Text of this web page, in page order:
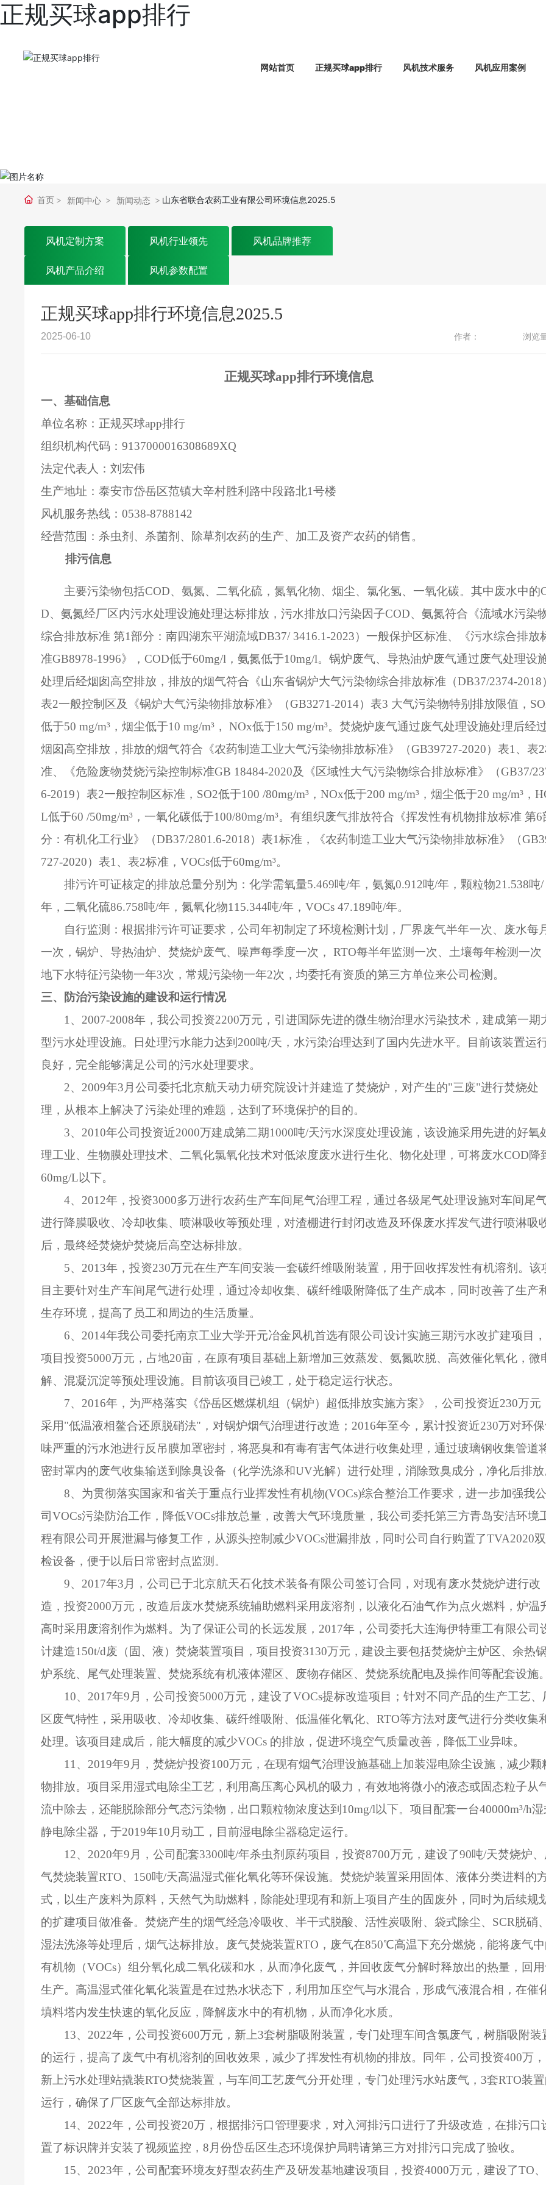
正规买球app排行
网站首页 正规买球app排行 风机技术服务 风机应用案例
首页 新闻中心 新闻动态 山东省联合农药工业有限公司环境信息2025.5
风机定制方案 风机行业领先 风机品牌推荐
风机产品介绍 风机参数配置
正规买球app排行环境信息2025.5
2025-06-10 作者： 浏览
正规买球app排行环境信息
一、基础信息
单位名称：正规买球app排行
组织机构代码：9137000016308689XQ
法定代表人：刘宏伟
生产地址：泰安市岱岳区范镇大辛村胜利路中段路北1号楼
风机服务热线：0538-8788142
经营范围：杀虫剂、杀菌剂、除草剂农药的生产、加工及资产农药的销售。
排污信息
主要污染物包括COD、氨氮、二氧化硫，氮氧化物、烟尘、氯化氢、一氧化碳。其中废水中的
D、氨氮经厂区内污水处理设施处理达标排放，污水排放口污染因子COD、氨氮符合《流域水污染
综合排放标准 第1部分：南四湖东平湖流域DB37/ 3416.1-2023）一般保护区标准、《污水综合排放
准GB8978-1996》，COD低于60mg/l ，氨氮低于10mg/l。锅炉废气、导热油炉废气通过废气处理设
处理后经烟囱高空排放，排放的烟气符合《山东省锅炉大气污染物综合排放标准（DB37/2374-2018
表2一般控制区及《锅炉大气污染物排放标准》（GB3271-2014）表3 大气污染物特别排放限值，
低于50 mg/m³，烟尘低于10 mg/m³， NOx低于150 mg/m³。焚烧炉废气通过废气处理设施处理后经
烟囱高空排放，排放的烟气符合《农药制造工业大气污染物排放标准》（GB39727-2020）表1 、表2
准、《危险废物焚烧污染控制标准GB 18484-2020及《区域性大气污染物综合排放标准》（GB37/
6-2019）表2一般控制区标准， SO2低于100 /80mg/m³，NOx低于200 mg/m³，烟尘低于20 mg/m³，
L低于60 /50mg/m³，一氧化碳低于100/80mg/m³。有组织废气排放符合《挥发性有机物排放标准 第6
分：有机化工行业》（DB37/2801.6-2018）表1标准，《农药制造工业大气污染物排放标准》（
727-2020）表1 、表2标准，VOCs低于60mg/m³。
排污许可证核定的排放总量分别为：化学需氧量5.469吨/年，氨氮0.912吨/年，颗粒物21.538吨/
年，二氧化硫86.758吨/年，氮氧化物115.344吨/年，VOCs 47.189吨/年。
自行监测：根据排污许可证要求，公司年初制定了环境检测计划，厂界废气半年一次、废水每
一次，锅炉、导热油炉、焚烧炉废气、噪声每季度一次，
RTO每半年监测一次、土壤每年检测一次
地下水特征污染物一年3次，常规污染物一年2次，均委托有资质的第三方单位来公司检测。
三、防治污染设施的建设和运行情况
1 、 2007-2008年，我公司投资2200万元，引进国际先进的微生物治理水污染技术，建成第一期
型污水处理设施。日处理污水能力达到 200吨/天，水污染治理达到了国内先进水平。目前该装置运
良好，完全能够满足公司的污水处理要求。
2、 2009年3 月公司委托北京航天动力研究院设计并建造了焚烧炉，对产生的"三废"进行焚烧处
理，从根本上解决了污染处理的难题，达到了环境保护的目的。
3、 2010年公司投资近2000万建成第二期1000吨/天污水深度处理设施，该设施采用先进的好氧
理工业、生物膜处理技术、二氧化氯氧化技术对低浓度废水进行生化、物化处理，可将废水COD降
60mg/L以下。
4、 2012年，投资3000多万进行农药生产车间尾气治理工程，通过各级尾气处理设施对车间尾气
进行降膜吸收、冷却收集、喷淋吸收等预处理，对渣棚进行封闭改造及环保废水挥发气进行喷淋吸
后，最终经焚烧炉焚烧后高空达标排放。
5、 2013年，投资230万元在生产车间安装一套碳纤维吸附装置，用于回收挥发性有机溶剂。该
目主要针对生产车间尾气进行处理，通过冷却收集、碳纤维吸附降低了生产成本，同时改善了生产
生存环境，提高了员工和周边的生活质量。
6、 2014年我公司委托南京工业大学开元冶金风机首选有限公司设计实施三期污水改扩建项目，
项目投资5000万元，占地20亩，在原有项目基础上新增加三效蒸发、氨氮吹脱、高效催化氧化，微
解、混凝沉淀等预处理设施。目前该项目已竣工，处于稳定运行状态。
7、 2016年，为严格落实《岱岳区燃煤机组（锅炉）超低排放实施方案》，公司投资近230万元
采用"低温液相鳌合还原脱硝法"，对锅炉烟气治理进行改造； 2016年至今，累计投资近230万对环
味严重的污水池进行反吊膜加罩密封，将恶臭和有毒有害气体进行收集处理，通过玻璃钢收集管道
密封罩内的废气收集输送到除臭设备（化学洗涤和UV光解）进行处理，消除致臭成分，净化后排放
8、为贯彻落实国家和省关于重点行业挥发性有机物(VOCs)综合整治工作要求，进一步加强我公
司VOCs污染防治工作，降低VOCs排放总量，改善大气环境质量，我公司委托第三方青岛安洁环境
程有限公司开展泄漏与修复工作，从源头控制减少VOCs泄漏排放，同时公司自行购置了TVA2020双
检设备，便于以后日常密封点监测。
9、 2017年3 月，公司已于北京航天石化技术装备有限公司签订合同，对现有废水焚烧炉进行改
造，投资2000万元，改造后废水焚烧系统辅助燃料采用废溶剂，以液化石油气作为点火燃料，炉温
高时采用废溶剂作为燃料。为了保证公司的长远发展， 2017年，公司委托大连海伊特重工有限公司
计建造150t/d废（固、液）焚烧装置项目，项目投资3130万元，建设主要包括焚烧炉主炉区、余热锅
炉系统、尾气处理装置、焚烧系统有机液体灌区、废物存储区、焚烧系统配电及操作间等配套设施。
10、 2017年9 月，公司投资5000万元，建设了VOCs提标改造项目；针对不同产品的生产工艺、
区废气特性，采用吸收、冷却收集、碳纤维吸附、低温催化氧化、RTO等方法对废气进行分类收集
处理。该项目建成后，能大幅度的减少VOCs 的排放，促进环境空气质量改善，降低工业异味。
11 、 2019年9 月，焚烧炉投资100万元，在现有烟气治理设施基础上加装湿电除尘设施，减少颗
物排放。项目采用湿式电除尘工艺，利用高压离心风机的吸力，有效地将微小的液态或固态粒子从
流中除去，还能脱除部分气态污染物，出口颗粒物浓度达到 10mg/l以下。项目配套一台40000m³/h湿
静电除尘器，于2019年10 月动工，目前湿电除尘器稳定运行。
12、 2020年9 月，公司配套3300吨/年杀虫剂原药项目，投资8700万元，建设了90吨/天焚烧炉、
气焚烧装置RTO、 150吨/天高温湿式催化氧化等环保设施。焚烧炉装置采用固体、液体分类进料的
式，以生产废料为原料，天然气为助燃料，除能处理现有和新上项目产生的固废外，同时为后续规
的扩建项目做准备。焚烧产生的烟气经急冷吸收、半干式脱酸、活性炭吸附、袋式除尘、 SCR脱硝、
湿法洗涤等处理后，烟气达标排放。废气焚烧装置RTO ，废气在850℃高温下充分燃烧，能将废气
有机物（VOCs）组分氧化成二氧化碳和水，从而净化废气，并回收废气分解时释放出的热量，回
生产。高温湿式催化氧化装置是在过热水状态下，利用加压空气与水混合，形成气液混合相，在催
填料塔内发生快速的氧化反应，降解废水中的有机物，从而净化水质。
13、 2022年，公司投资600万元，新上3套树脂吸附装置，专门处理车间含氯废气，树脂吸附装
的运行，提高了废气中有机溶剂的回收效果，减少了挥发性有机物的排放。同年，公司投资400万，
新上污水处理站撬装RTO焚烧装置，与车间工艺废气分开处理，专门处理污水站废气， 3套RTO装
运行，确保了厂区废气全部达标排放。
14、 2022年，公司投资20万，根据排污口管理要求，对入河排污口进行了升级改造，在排污口
置了标识牌并安装了视频监控，8 月份岱岳区生态环境保护局聘请第三方对排污口完成了验收。
15、 2023年，公司配套环境友好型农药生产及研发基地建设项目，投资4000万元，建设了TO、